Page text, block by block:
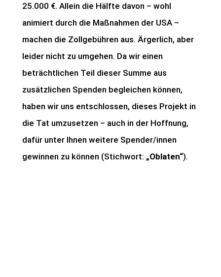
25.000 €. Allein die Hälfte davon – wohl
animiert durch die Maßnahmen der USA –
machen die Zollgebühren aus. Ärgerlich, aber
leider nicht zu umgehen. Da wir einen
beträchtlichen Teil dieser Summe aus
zusätzlichen Spenden begleichen können,
haben wir uns entschlossen, dieses Projekt in
die Tat umzusetzen – auch in der Hoffnung,
dafür unter Ihnen weitere Spender/innen
gewinnen zu können (Stichwort: „Oblaten“).